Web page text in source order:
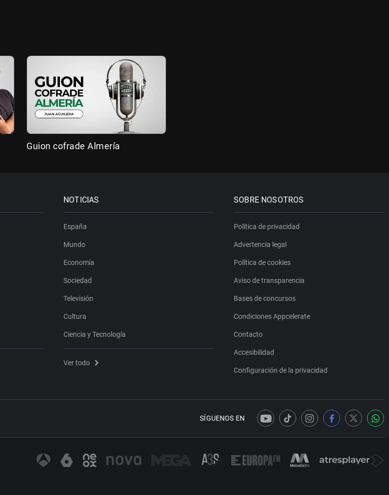
Guion cofrade Almería
NOTICIAS
España
Mundo
Economía
Sociedad
Televisión
Cultura
Ciencia y Tecnología
Ver todo
SOBRE NOSOTROS
Política de privacidad
Advertencia legal
Política de cookies
Aviso de transparencia
Bases de concursos
Condiciones Appcelerate
Contacto
Accesibilidad
Configuración de la privacidad
SÍGUENOS EN